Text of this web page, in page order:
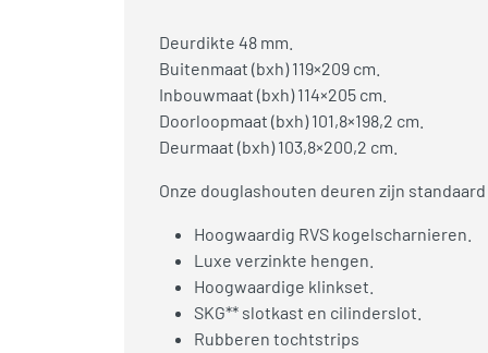
Deurdikte 48 mm.
Buitenmaat (bxh) 119×209 cm.
Inbouwmaat (bxh) 114×205 cm.
Doorloopmaat (bxh) 101,8×198,2 cm.
Deurmaat (bxh) 103,8×200,2 cm.
Onze douglashouten deuren zijn
Hoogwaardig RVS kogelscharnieren.
Luxe verzinkte hengen.
Hoogwaardige klinkset.
SKG** slotkast en cilinderslot.
Rubberen tochtstrips